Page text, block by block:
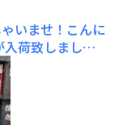
いませ！こんに
荷致しました✨
お客様に見て
の棚はゴルちゃ